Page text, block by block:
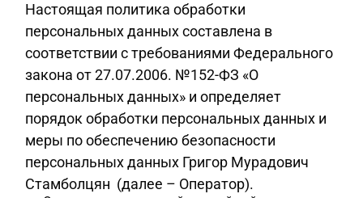
Настоящая политика обработки
персональных данных составлена в
соответствии с требованиями Федерального
закона от 27.07.2006. №152-ФЗ «О
персональных данных» и определяет
порядок обработки персональных данных и
меры по обеспечению безопасности
персональных данных Григор Мурадович
Стамболцян (далее – Оператор).